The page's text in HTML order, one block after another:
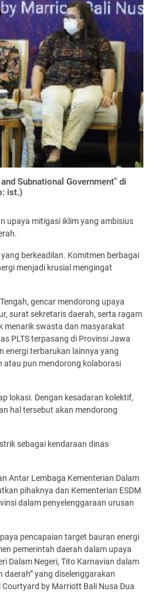
Subnational Government" di
ist.)
upaya mitigasi iklim yang ambisius
berkeadilan. Komitmen berbagai
menjadi krusial mengingat
gencar mendorong upaya
surat sekretaris daerah, serta ragam
menarik swasta dan masyarakat
PLTS terpasang di Provinsi Jawa
energi terbarukan lainnya yang
atau pun mendorong kolaborasi
lokasi. Dengan kesadaran kolektif,
hal tersebut akan mendorong
sebagai kendaraan dinas
Antar Lembaga Kementerian Dalam
pihaknya dan Kementerian ESDM
dalam penyelenggaraan urusan
pencapaian target bauran energi
pemerintah daerah dalam upaya
Dalam Negeri, Tito Karnavian dalam
yang diselenggarakan
by Marriott Bali Nusa Dua